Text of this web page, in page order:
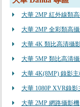
大華 2MP 紅外線類
大華 2MP 全彩類高
大華 4K 類比高清攝
大華 5MP 類比高清
大華 4K(8MP) 錄影
大華 1080P XVR錄影
大華 2MP 網路攝影機